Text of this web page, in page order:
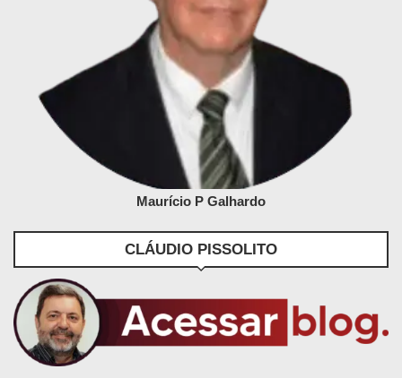
Maurício P Galhardo
CLÁUDIO PISSOLITO